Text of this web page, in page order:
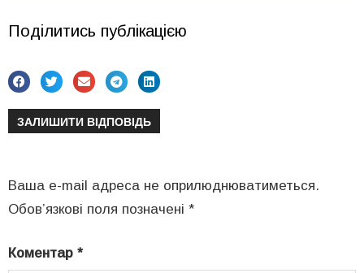
Поділитись публікацією
ЗАЛИШИТИ ВІДПОВІДЬ
Ваша e-mail адреса не оприлюднюватиметься.
Обов’язкові поля позначені *
Коментар *